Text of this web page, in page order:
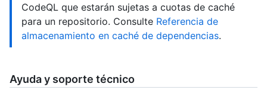
CodeQL que estarán sujetas a cuotas de caché
para un repositorio. Consulte Referencia de
almacenamiento en caché de dependencias.
Ayuda y soporte técnico